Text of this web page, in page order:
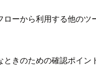
ローから利用する他の
きのための確認ポイン